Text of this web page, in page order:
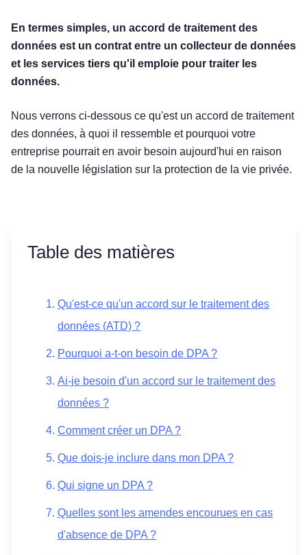
En termes simples, un accord de traitement des
données est un contrat entre un collecteur de données
et les services tiers qu'il emploie pour traiter les
données.
Nous verrons ci-dessous ce qu'est un accord de traitement
des données, à quoi il ressemble et pourquoi votre
entreprise pourrait en avoir besoin aujourd'hui en raison
de la nouvelle législation sur la protection de la vie privée.
Table des matières
Qu'est-ce qu'un accord sur le traitement des
données (ATD) ?
Pourquoi a-t-on besoin de DPA ?
Ai-je besoin d'un accord sur le traitement des
données ?
Comment créer un DPA ?
Que dois-je inclure dans mon DPA ?
Qui signe un DPA ?
Quelles sont les amendes encourues en cas
d'absence de DPA ?